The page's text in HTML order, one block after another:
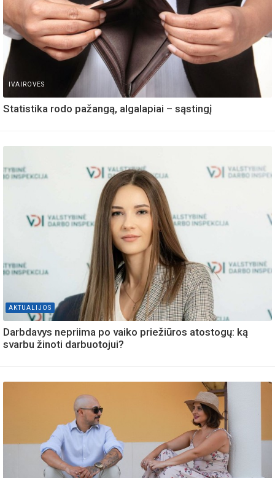
IVAIROVES
Statistika rodo pažangą, algalapiai – sąstingį
AKTUALIJOS
Darbdavys nepriima po vaiko priežiūros atostogų: ką
svarbu žinoti darbuotojui?